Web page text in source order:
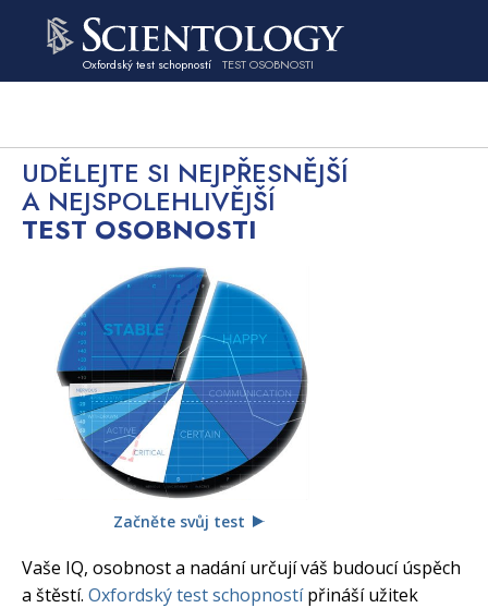
Oxfordský test schopností TEST OSOBNOSTI
UDĚLEJTE SI NEJPŘESNĚJŠÍ
A NEJSPOLEHLIVĚJŠÍ
TEST OSOBNOSTI
Začněte svůj test
Vaše IQ, osobnost a nadání určují váš budoucí úspěch
a štěstí. Oxfordský test schopnostípřináší užitek